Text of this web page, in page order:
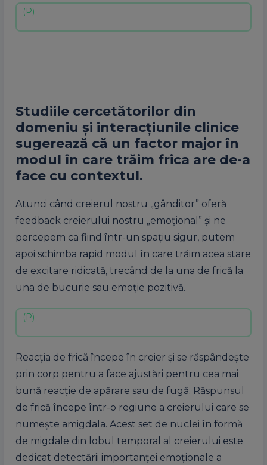
Studiile cercetătorilor din
domeniu și interacțiunile clinice
sugerează că un factor major în
modul în care trăim frica are de-a
face cu contextul.
Atunci când creierul nostru „gânditor” oferă
feedback creierului nostru „emoțional” și ne
percepem ca fiind într-un spațiu sigur, putem
apoi schimba rapid modul în care trăim acea stare
de excitare ridicată, trecând de la una de frică la
una de bucurie sau emoție pozitivă.
Reacția de frică începe în creier și se răspândește
prin corp pentru a face ajustări pentru cea mai
bună reacție de apărare sau de fugă. Răspunsul
de frică începe într-o regiune a creierului care se
numește amigdala. Acest set de nuclei în formă
de migdale din lobul temporal al creierului este
dedicat detectării importanței emoționale a